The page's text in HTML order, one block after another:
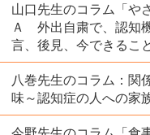
山口先生のコラム「や
Ａ 外出自粛で、認知
言、後見、今できるこ
八巻先生のコラム：関
味～認知症の人への家